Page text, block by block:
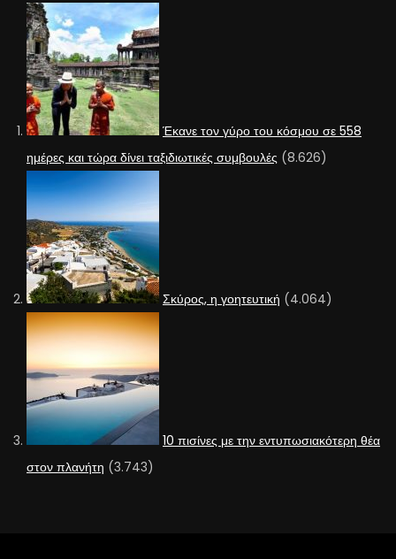
Έκανε τον γύρο του κόσμου σε 558
ημέρες και τώρα δίνει ταξιδιωτικές συμβουλές (8.626)
Σκύρος, η γοητευτική (4.064)
10 πισίνες με την εντυπωσιακότερη θέα
στον πλανήτη (3.743)